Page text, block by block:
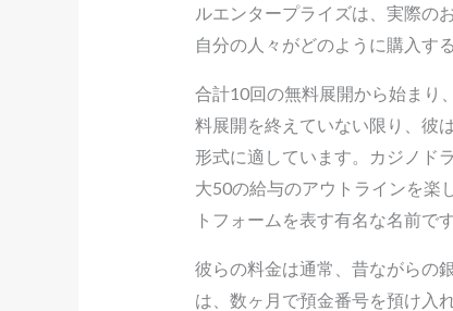
ルエンタープライズは、実際の
自分の人々がどのように購入す
合計10回の無料展開から始まり
料展開を終えていない限り、彼
形式に適しています。カジノド
大50の給与のアウトラインを楽
トフォームを表す有名な名前です
彼らの料金は通常、昔ながらの
は、数ヶ月で預金番号を預け入